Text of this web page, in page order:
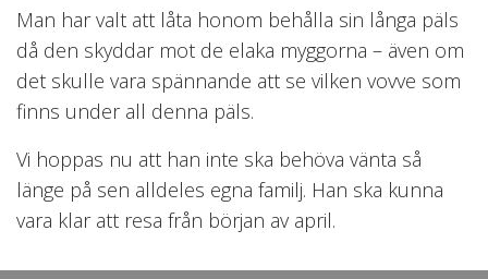
Man har valt att låta honom behålla sin långa päls
då den skyddar mot de elaka myggorna – även om
det skulle vara spännande att se vilken vovve som
finns under all denna päls.
Vi hoppas nu att han inte ska behöva vänta så
länge på sen alldeles egna familj. Han ska kunna
vara klar att resa från början av april.